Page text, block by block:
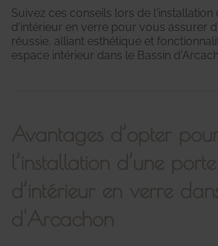
Suivez ces conseils lors de
d'intérieur en verre pour vous assurer
réussie, alliant esthétique et
espace intérieur dans le Bassin